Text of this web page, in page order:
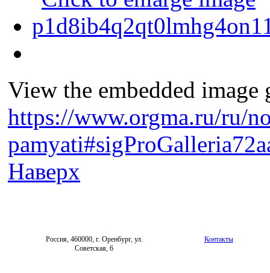
View the embedded
https://www.orgma.ru/ru/
Наверх
Россия, 460000, г. Оренбург, ул.
Советская, 6
Контакты